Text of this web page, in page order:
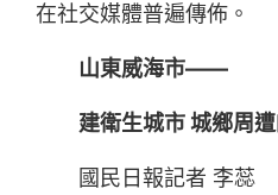
在社交媒體普遍傳佈。
山東威海市——
建衛生城市 城鄉周
國民日報記者 李蕊